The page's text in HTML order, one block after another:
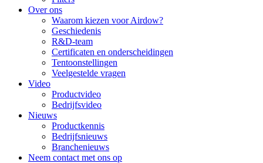
Over ons
Waarom kiezen voor Airdow?
Geschiedenis
R&D-team
Certificaten en onderscheidingen
Tentoonstellingen
Veelgestelde vragen
Video
Productvideo
Bedrijfsvideo
Nieuws
Productkennis
Bedrijfsnieuws
Branchenieuws
Neem contact met ons op